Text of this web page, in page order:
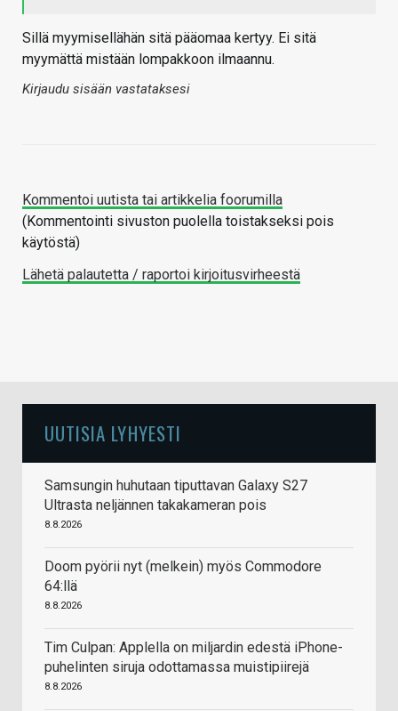
Sillä myymisellähän sitä pääomaa kertyy. Ei sitä
myymättä mistään lompakkoon ilmaannu.
Kirjaudu sisään vastataksesi
Kommentoi uutista tai artikkelia foorumilla
(Kommentointi sivuston puolella toistakseksi pois
käytöstä)
Lähetä palautetta / raportoi kirjoitusvirheestä
UUTISIA LYHYESTI
Samsungin huhutaan tiputtavan Galaxy S27
Ultrasta neljännen takakameran pois
8.8.2026
Doom pyörii nyt (melkein) myös Commodore
64:llä
8.8.2026
Tim Culpan: Applella on miljardin edestä iPhone-
puhelinten siruja odottamassa muistipiirejä
8.8.2026